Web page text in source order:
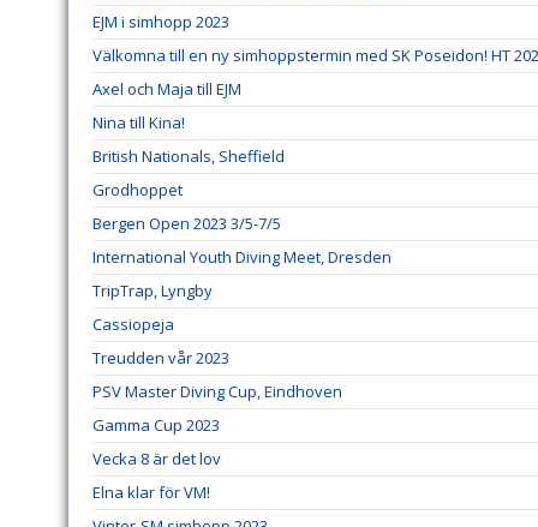
EJM i simhopp 2023
Välkomna till en ny simhoppstermin med SK Poseidon! HT
Axel och Maja till EJM
Nina till Kina!
British Nationals, Sheffield
Grodhoppet
Bergen Open 2023 3/5-7/5
International Youth Diving Meet, Dresden
TripTrap, Lyngby
Cassiopeja
Treudden vår 2023
PSV Master Diving Cup, Eindhoven
Gamma Cup 2023
Vecka 8 är det lov
Elna klar för VM!